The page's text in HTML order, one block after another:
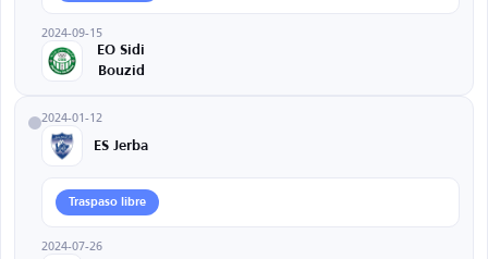
2024-09-15
EO Sidi
Bouzid
2024-01-12
ES Jerba
Traspaso libre
2024-07-26